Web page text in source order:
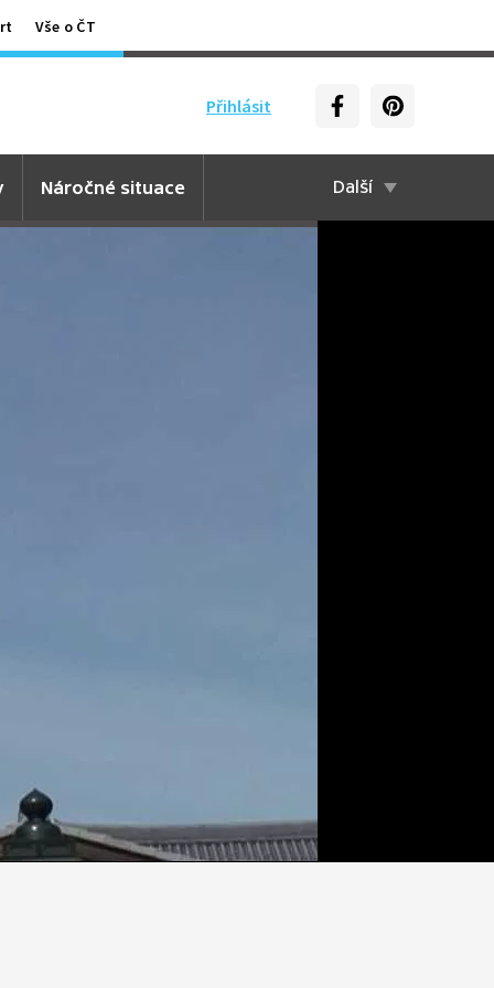
Vše o ČT
Přihlásit
Náročné situace Další